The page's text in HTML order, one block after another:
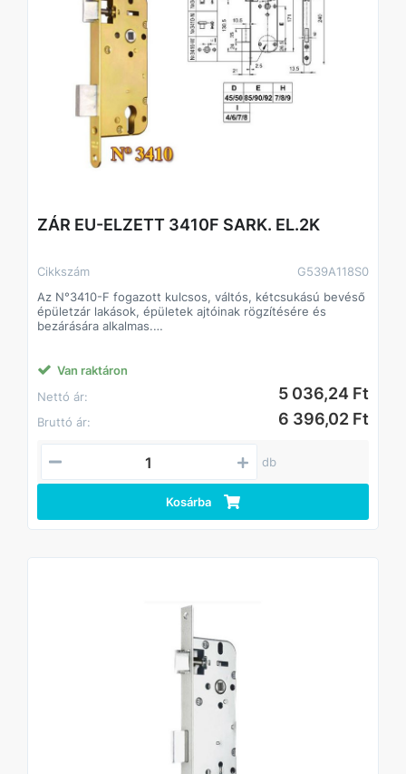
ZÁR EU-ELZETT 3410F SARK. EL.2K
Cikkszám
G539A118S0
Az N°3410-F fogazott kulcsos, váltós, kétcsukású bevéső
épületzár lakások, épületek ajtóinak rögzítésére és
bezárására alkalmas.
Van raktáron
Nettó ár:
5 036,24 Ft
Bruttó ár: 6 396,02 Ft
db
Kosárba